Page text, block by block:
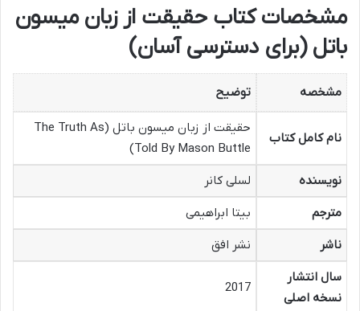
مشخصات کتاب حقیقت از زبان میسون
باتل (برای دسترسی آسان)
مشخصه توضیح
نام کامل کتاب
حقیقت از زبان میسون باتل (The Truth As
Told By Mason Buttle)
نویسنده
لسلی کانر
مترجم
بیتا ابراهیمی
ناشر
نشر افق
سال انتشار
نسخه اصلی
2017